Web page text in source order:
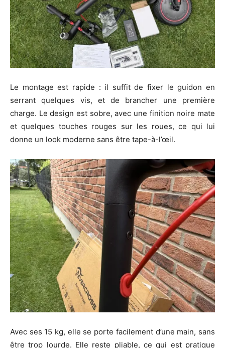
Le montage est rapide : il suffit de fixer le guidon en
serrant quelques vis, et de brancher une première
charge. Le design est sobre, avec une finition noire mate
et quelques touches rouges sur les roues, ce qui lui
donne un look moderne sans être tape-à-l’œil.
Avec ses 15 kg, elle se porte facilement d’une main, sans
être trop lourde. Elle reste pliable, ce qui est pratique